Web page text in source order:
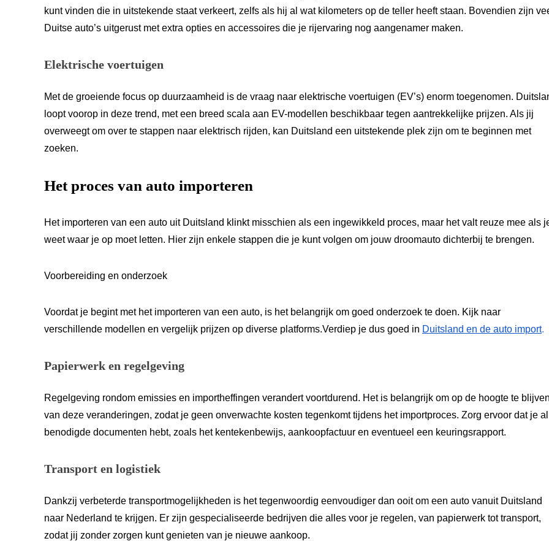
kunt vinden die in uitstekende staat verkeert, zelfs als hij al wat kilometers op de teller heeft staan. Bovendien zijn
Duitse auto’s uitgerust met extra opties en accessoires die je rijervaring nog aangenamer maken.
Elektrische voertuigen
Met de groeiende focus op duurzaamheid is de vraag naar elektrische voertuigen (EV’s) enorm toegenomen.
loopt voorop in deze trend, met een breed scala aan EV-modellen beschikbaar tegen aantrekkelijke prijzen. Als jij
overweegt om over te stappen naar elektrisch rijden, kan Duitsland een uitstekende plek zijn om te beginnen met
zoeken.
Het proces van auto importeren
Het importeren van een auto uit Duitsland klinkt misschien als een ingewikkeld proces, maar het valt reuze mee als
weet waar je op moet letten. Hier zijn enkele stappen die je kunt volgen om jouw droomauto dichterbij te brengen.
Voorbereiding en onderzoek
Voordat je begint met het importeren van een auto, is het belangrijk om goed onderzoek te doen. Kijk naar
verschillende modellen en vergelijk prijzen op diverse platforms.Verdiep je dus goed in Duitsland en de auto import.
Papierwerk en regelgeving
Regelgeving rondom emissies en importheffingen verandert voortdurend. Het is belangrijk om op de hoogte te
van deze veranderingen, zodat je geen onverwachte kosten tegenkomt tijdens het importproces. Zorg ervoor dat je
benodigde documenten hebt, zoals het kentekenbewijs, aankoopfactuur en eventueel een keuringsrapport.
Transport en logistiek
Dankzij verbeterde transportmogelijkheden is het tegenwoordig eenvoudiger dan ooit om een auto vanuit Duitsland
naar Nederland te krijgen. Er zijn gespecialiseerde bedrijven die alles voor je regelen, van papierwerk tot transport,
zodat jij zonder zorgen kunt genieten van je nieuwe aankoop.